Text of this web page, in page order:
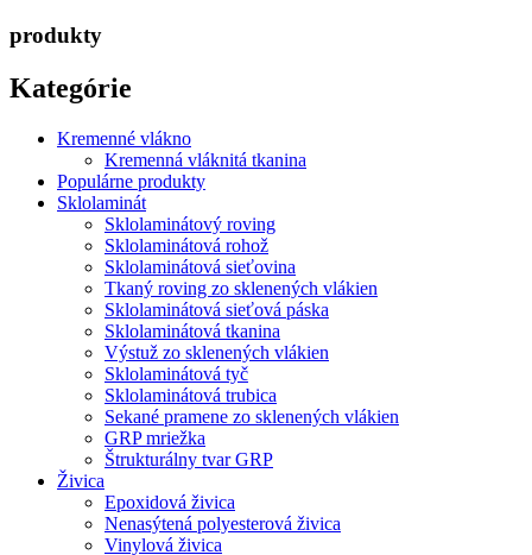
produkty
Kategórie
Kremenné vlákno
Kremenná vláknitá tkanina
Populárne produkty
Sklolaminát
Sklolaminátový roving
Sklolaminátová rohož
Sklolaminátová sieťovina
Tkaný roving zo sklenených vlákien
Sklolaminátová sieťová páska
Sklolaminátová tkanina
Výstuž zo sklenených vlákien
Sklolaminátová tyč
Sklolaminátová trubica
Sekané pramene zo sklenených vlákien
GRP mriežka
Štrukturálny tvar GRP
Živica
Epoxidová živica
Nenasýtená polyesterová živica
Vinylová živica